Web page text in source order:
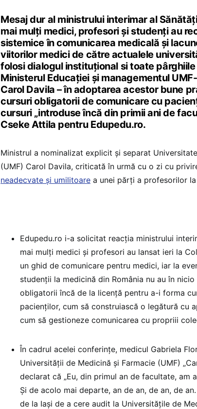
Mesaj dur al ministrului interimar al
mai mulți medici, profesori și studenți au
sistemice în comunicarea medicală și
viitorilor medici de către actualele
folosi dialogul instituțional si toate
Ministerul Educației și managementul
Carol Davila – în adoptarea acestor bune
cursuri obligatorii de comunicare cu
cursuri „introduse încă din primii ani de
Cseke Attila pentru Edupedu.ro.
Ministrul a nominalizat explicit și separat
(UMF) Carol Davila, criticată în urmă cu o zi cu
neadecvate și umilitoare a unei părți a profesorilor
Edupedu.ro i-a solicitat reacția ministrului
mai mulți medici și profesori au lansat ieri la
un ghid de comunicare pentru medici, iar la
studenții la medicină din România nu au în
obligatorii încă de la licență pentru a-i forma
pacienților, cum să construiască o legătură cu
cum să gestioneze comunicarea cu propriii
În cadrul acelei conferințe, medicul Gabriela
Universității de Medicină și Farmacie (UMF)
declarat că „Eu, din primul an de facultate, am
Și de acolo mai departe, an de an, de an, de
de la Iași de a cere audit la Universitățile de